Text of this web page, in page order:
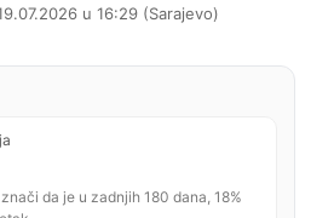
u 16:29 (Sarajevo)
da je u zadnjih 180 dana, 18%